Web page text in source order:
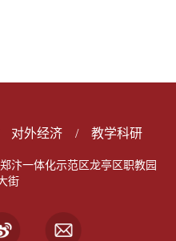
对外经济 / 教学科研
汴一体化示范区龙亭区职教园
街